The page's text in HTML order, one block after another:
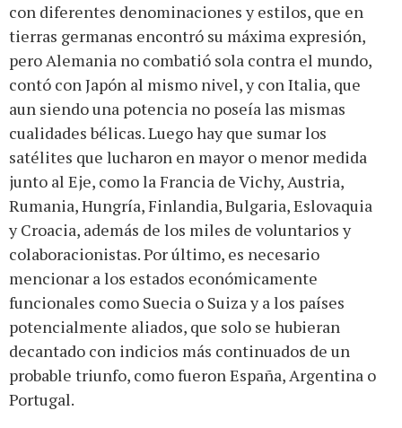
con diferentes denominaciones y estilos, que en
tierras germanas encontró su máxima expresión,
pero Alemania no combatió sola contra el mundo,
contó con Japón al mismo nivel, y con Italia, que
aun siendo una potencia no poseía las mismas
cualidades bélicas. Luego hay que sumar los
satélites que lucharon en mayor o menor medida
junto al Eje, como la Francia de Vichy, Austria,
Rumania, Hungría, Finlandia, Bulgaria, Eslovaquia
y Croacia, además de los miles de voluntarios y
colaboracionistas. Por último, es necesario
mencionar a los estados económicamente
funcionales como Suecia o Suiza y a los países
potencialmente aliados, que solo se hubieran
decantado con indicios más continuados de un
probable triunfo, como fueron España, Argentina o
Portugal.